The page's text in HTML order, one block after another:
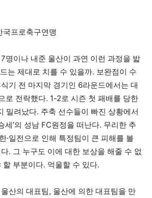
국프로축구연맹
명이나 내준 울산이 과연 이런 과정을 밟
는 제대로 치를 수 있을까. 보완점이 수
기 전 마지막 경기인 6라운드에서는 대
로 전락했다. 1-2로 시즌 첫 패배를 당한
밀려났다. 주축 선수들이 빠진 상황에서
세’의 성남 FC원정을 떠난다. 무리한 추
·일전으로 인해 특정팀이 큰 피해를 볼
. 그 누구도 이에 대한 보상을 해줄 수 없
부분이다. 억울할 수 있다.
산의 대표팀, 울산에 의한 대표팀을 만